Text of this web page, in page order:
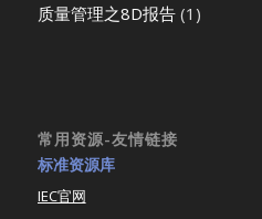
质量管理之8D报告(1)
常用资源-友情链接
标准资源库
IEC官网